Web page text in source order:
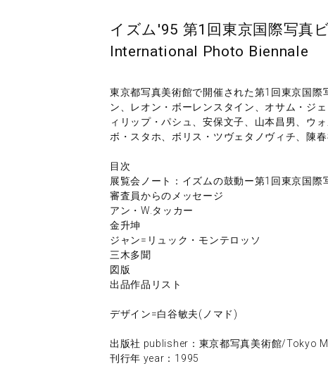
イズム'95 第1回東京国際写真
International Photo Biennale
東京都写真美術館で開催された第1回東京国
ン、レオン・ボーレンスタイン、オサム・ジ
ィリップ・パシュ、安保文子、山本昌男、ウ
ボ・スタホ、ボリス・ツヴェタノヴィチ、陳
目次
展覧会ノート：イズムの鼓動ー第1回東京国
審査員からのメッセージ
アン・W.タッカー
金升坤
ジャン=リュック・モンテロッソ
三木多聞
図版
出品作品リスト
デザイン=白谷敏夫(ノマド)
出版社 publisher：東京都写真美術館/Tokyo
刊行年 year：1995